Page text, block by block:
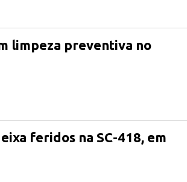
limpeza preventiva no
feridos na SC-418, em